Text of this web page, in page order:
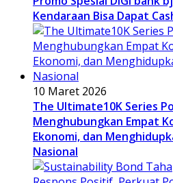
Kendaraan Bisa Dapat
10 Maret 2026
The Ultimate10K Series
Menghubungkan Empat
Ekonomi, dan
Nasional